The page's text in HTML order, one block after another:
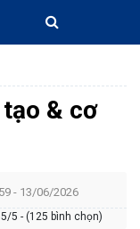
& cơ
- 13/06/2026
5/5 - (125 bình chọn)